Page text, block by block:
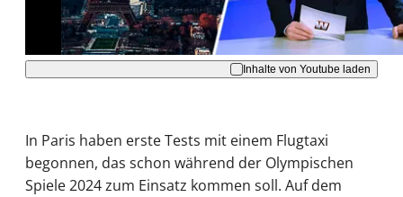
Inhalte von Youtube laden
In Paris haben erste Tests mit einem Flugtaxi
begonnen, das schon während der Olympischen
Spiele 2024 zum Einsatz kommen soll. Auf dem